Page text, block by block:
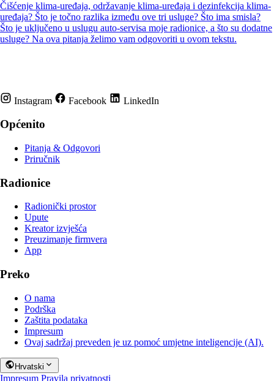
Čišćenje klima-uređaja, održavanje klima-uređaja i dezinfekcija klima-
uređaja? Što je točno razlika između ove tri usluge? Što ima smisla?
Što je uključeno u uslugu auto-servisa moje radionice, a što su dodatne
usluge? Na ova pitanja želimo vam odgovoriti u ovom tekstu.
Instagram Facebook LinkedIn
Općenito
Pitanja & Odgovori
Priručnik
Radionice
Radionički prostor
Upute
Kreator izvješća
Preuzimanje firmvera
App
Preko
O nama
Podrška
Zaštita podataka
Impresum
Ovaj sadržaj preveden je uz pomoć umjetne inteligencije (AI).
Hrvatski
Impresum Pravila privatnosti